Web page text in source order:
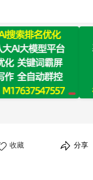
收藏 分享